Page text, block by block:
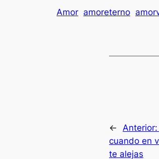
Amor amoreterno
← Anterior:
cuando en
te alejas